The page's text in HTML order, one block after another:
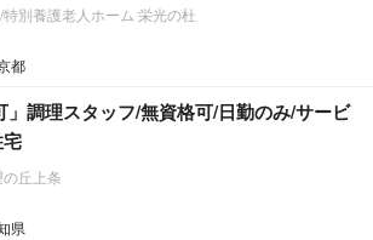
別養護老人ホーム 栄光の杜
都
」調理スタッフ/無資格可/日勤のみ/サービ
丘上条
県